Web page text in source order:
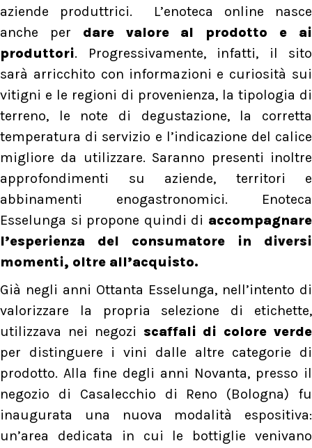
aziende produttrici. L’enoteca online nasce
anche per dare valore al prodotto e ai
produttori. Progressivamente, infatti, il sito
sarà arricchito con informazioni e curiosità sui
vitigni e le regioni di provenienza, la tipologia di
terreno, le note di degustazione, la corretta
temperatura di servizio e l’indicazione del calice
migliore da utilizzare. Saranno presenti inoltre
approfondimenti su aziende, territori e
abbinamenti enogastronomici. Enoteca
Esselunga si propone quindi di accompagnare
l’esperienza del consumatore in diversi
momenti, oltre all’acquisto.
Già negli anni Ottanta Esselunga, nell’intento di
valorizzare la propria selezione di etichette,
utilizzava nei negozi scaffali di colore verde
per distinguere i vini dalle altre categorie di
prodotto. Alla fine degli anni Novanta, presso il
negozio di Casalecchio di Reno (Bologna) fu
inaugurata una nuova modalità espositiva:
un’area dedicata in cui le bottiglie venivano